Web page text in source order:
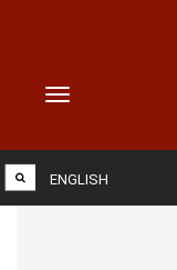
Toggle
ENGLISH